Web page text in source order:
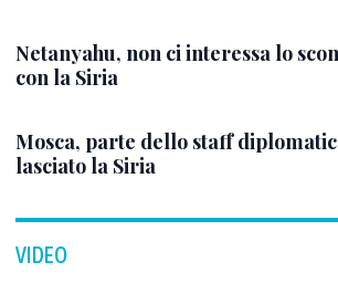
Netanyahu, non ci interessa lo
con la Siria
Mosca, parte dello staff
lasciato la Siria
VIDEO